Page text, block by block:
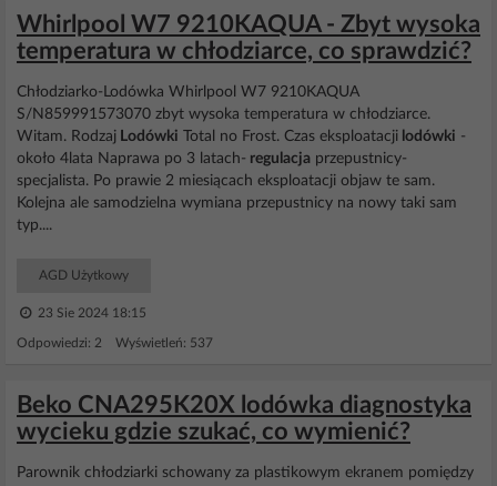
Whirlpool W7 9210KAQUA - Zbyt wysoka
temperatura w chłodziarce, co sprawdzić?
Chłodziarko-Lodówka Whirlpool W7 9210KAQUA
S/N859991573070 zbyt wysoka temperatura w chłodziarce.
Witam. Rodzaj Lodówki Total no Frost. Czas eksploatacji lodówki -
około 4lata Naprawa po 3 latach- regulacja przepustnicy-
specjalista. Po prawie 2 miesiącach eksploatacji objaw te sam.
Kolejna ale samodzielna wymiana przepustnicy na nowy taki sam
typ....
AGD Użytkowy
23 Sie 2024 18:15
Odpowiedzi: 2 Wyświetleń: 537
Beko CNA295K20X lodówka diagnostyka
wycieku gdzie szukać, co wymienić?
Parownik chłodziarki schowany za plastikowym ekranem pomiędzy